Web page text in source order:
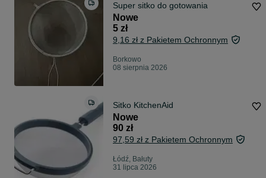
Super sitko do gotowania
Nowe
5 zł
9,16 zł z Pakietem Ochronnym
Borkowo
08 sierpnia 2026
Sitko KitchenAid
Nowe
90 zł
97,59 zł z Pakietem Ochronnym
Łódź, Bałuty
31 lipca 2026